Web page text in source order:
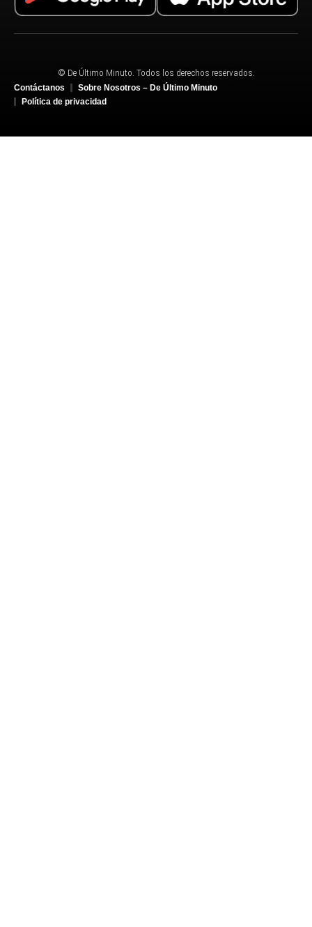
© De Último Minuto. Todos los derechos reservados.
Contáctanos
Sobre Nosotros – De Último Minuto
Política de privacidad